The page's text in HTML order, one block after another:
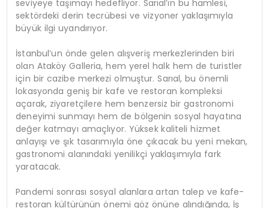
seviyeye taşımayı hedefliyor. Sarıal’ın bu hamlesi,
sektördeki derin tecrübesi ve vizyoner yaklaşımıyla
büyük ilgi uyandırıyor.
İstanbul’un önde gelen alışveriş merkezlerinden biri
olan Ataköy Galleria, hem yerel halk hem de turistler
için bir cazibe merkezi olmuştur. Sarıal, bu önemli
lokasyonda geniş bir kafe ve restoran kompleksi
açarak, ziyaretçilere hem benzersiz bir gastronomi
deneyimi sunmayı hem de bölgenin sosyal hayatına
değer katmayı amaçlıyor. Yüksek kaliteli hizmet
anlayışı ve şık tasarımıyla öne çıkacak bu yeni mekan,
gastronomi alanındaki yenilikçi yaklaşımıyla fark
yaratacak.
Pandemi sonrası sosyal alanlara artan talep ve kafe-
restoran kültürünün önemi göz önüne alındığında, İş